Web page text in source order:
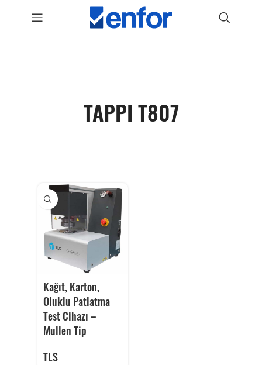
TAPPI T807
Kağıt, Karton,
Oluklu Patlatma
Test Cihazı –
Mullen Tip
TLS